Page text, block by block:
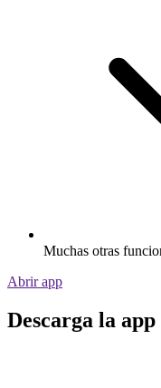
Muchas otras
Abrir app
Descarga la